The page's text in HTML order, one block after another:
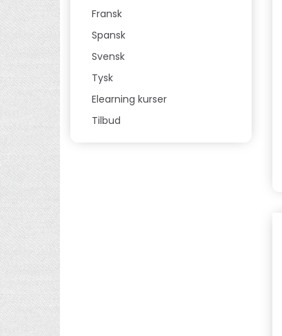
Fransk
Spansk
Svensk
Tysk
Elearning kurser
Tilbud